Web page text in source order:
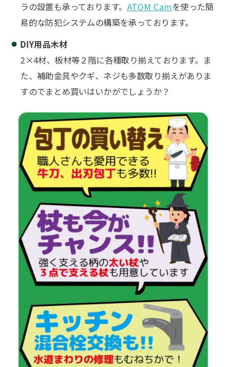
ラの設置も承っております。 ATOM Camを使った簡
易的な防犯システムの構築を承っております。
DIY用品木材
2×4材、板材等２階に各種取り揃えております。ま
た、補助金具やクギ、ネジも多数取り揃えがありま
すのでまとめ買いはいかがでしょうか？